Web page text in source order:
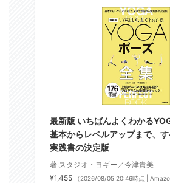
最新版 いちばんよくわかる
基本からレベルアップまで、
実践書の決定版
著:スタジオ・ヨギー／今津貴美
¥1,455
（2026/08/05 20:46時点 |